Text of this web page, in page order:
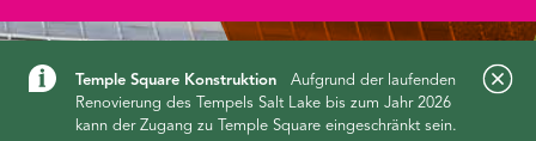
Temple Square Konstruktion
Aufgrund der laufenden
Renovierung des Tempels Salt Lake bis zum Jahr 2026
kann der Zugang zu Temple Square eingeschränkt sein.